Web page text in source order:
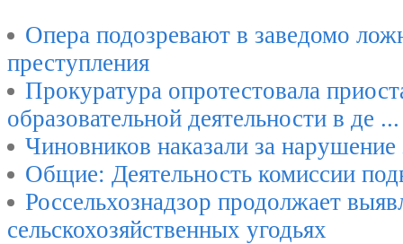
Опера подозревают в заведомо
преступления
Прокуратура опротестовала
образовательной деятельности в де ...
Чиновников наказали за
Общие: Деятельность комиссии
Россельхознадзор продолжает
сельскохозяйственных угодьях